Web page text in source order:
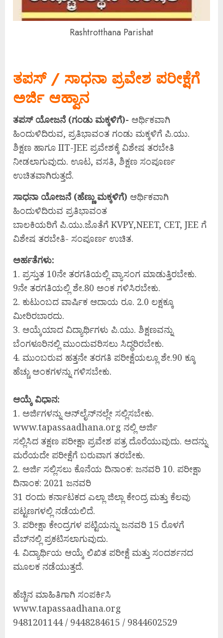
Rashtrotthana Parishat
ತಪಸ್ / ಸಾಧನಾ ಪ್ರವೇಶ ಪರೀಕ್ಷೆಗೆ
ಅರ್ಜಿ ಆಹ್ವಾನ
ತಪಸ್ ಯೋಜನೆ (ಗಂಡು ಮಕ್ಕಳಿಗೆ)- ಆರ್ಥಿಕವಾಗಿ
ಹಿಂದುಳಿದಿರುವ, ಪ್ರತಿಭಾವಂತ ಗಂಡು ಮಕ್ಕಳಿಗೆ ಪಿ.ಯು.
ಶಿಕ್ಷಣ ಹಾಗೂ IIT-JEE ಪ್ರವೇಶಕ್ಕೆ ವಿಶೇಷ ತರಬೇತಿ
ನೀಡಲಾಗುವುದು. ಊಟ, ವಸತಿ, ಶಿಕ್ಷಣ ಸಂಪೂರ್ಣ
ಉಚಿತವಾಗಿರುತ್ತದೆ.
ಸಾಧನಾ ಯೋಜನೆ (ಹೆಣ್ಣು ಮಕ್ಕಳಿಗೆ) ಆರ್ಥಿಕವಾಗಿ
ಹಿಂದುಳಿದಿರುವ ಪ್ರತಿಭಾವಂತ
ಬಾಲಕಿಯರಿಗೆ ಪಿ.ಯು.ಜೊತೆಗೆ KVPY,NEET, CET, JEE ಗೆ
ವಿಶೇಷ ತರಬೇತಿ- ಸಂಪೂರ್ಣ ಉಚಿತ.
ಅರ್ಹತೆಗಳು:
1. ಪ್ರಸ್ತುತ 10ನೇ ತರಗತಿಯಲ್ಲಿ ವ್ಯಾಸಂಗ ಮಾಡುತ್ತಿರಬೇಕು.
9ನೇ ತರಗತಿಯಲ್ಲಿ ಶೇ.80 ಅಂಕ ಗಳಿಸಿರಬೇಕು.
2. ಕುಟುಂಬದ ವಾರ್ಷಿಕ ಆದಾಯ ರೂ. 2.0 ಲಕ್ಷಕ್ಕೂ
ಮೀರಿರಬಾರದು.
3. ಆಯ್ಕೆಯಾದ ವಿದ್ಯಾರ್ಥಿಗಳು ಪಿ.ಯು. ಶಿಕ್ಷಣವನ್ನು
ಬೆಂಗಳೂರಿನಲ್ಲಿ ಮುಂದುವರಿಸಲು ಸಿದ್ಧರಿರಬೇಕು.
4. ಮುಂಬರುವ ಹತ್ತನೇ ತರಗತಿ ಪರೀಕ್ಷೆಯಲ್ಲೂ ಶೇ.90 ಕ್ಕೂ
ಹೆಚ್ಚು ಅಂಕಗಳನ್ನು ಗಳಿಸಬೇಕು.
ಆಯ್ಕೆ ವಿಧಾನ:
1. ಅರ್ಜಿಗಳನ್ನು ಆನ್‍ಲೈನ್‍ನಲ್ಲೇ ಸಲ್ಲಿಸಬೇಕು.
www.tapassaadhana.org ನಲ್ಲಿ ಅರ್ಜಿ
ಸಲ್ಲಿಸಿದ ತಕ್ಷಣ ಪರೀಕ್ಷಾ ಪ್ರವೇಶ ಪತ್ರ ದೊರೆಯುವುದು. ಅದನ್ನು
ಮರೆಯದೇ ಪರೀಕ್ಷೆಗೆ ಬರುವಾಗ ತರಬೇಕು.
2. ಅರ್ಜಿ ಸಲ್ಲಿಸಲು ಕೊನೆಯ ದಿನಾಂಕ: ಜನವರಿ 10. ಪರೀಕ್ಷಾ
ದಿನಾಂಕ: 2021 ಜನವರಿ
31 ರಂದು ಕರ್ನಾಟಕದ ಎಲ್ಲಾ ಜಿಲ್ಲಾ ಕೇಂದ್ರ ಮತ್ತು ಕೆಲವು
ಪಟ್ಟಣಗಳಲ್ಲಿ ನಡೆಯಲಿದೆ.
3. ಪರೀಕ್ಷಾ ಕೇಂದ್ರಗಳ ಪಟ್ಟಿಯನ್ನು ಜನವರಿ 15 ರೊಳಗೆ
ವೆಬ್‍ನಲ್ಲಿ ಪ್ರಕಟಿಸಲಾಗುವುದು.
4. ವಿದ್ಯಾರ್ಥಿಯ ಆಯ್ಕೆ ಲಿಖಿತ ಪರೀಕ್ಷೆ ಮತ್ತು ಸಂದರ್ಶನದ
ಮೂಲಕ ನಡೆಯುತ್ತದೆ.
ಹೆಚ್ಚಿನ ಮಾಹಿತಿಗಾಗಿ ಸಂಪರ್ಕಿಸಿ
www.tapassaadhana.org
9481201144 / 9448284615 / 9844602529